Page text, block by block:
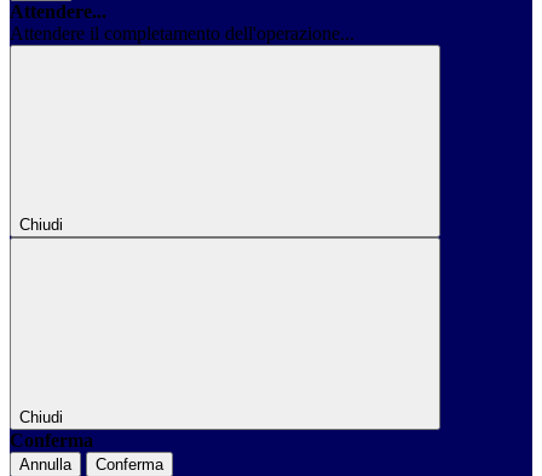
Attendere...
Attendere il completamento dell'operazione...
Chiudi
Chiudi
Conferma
Annulla Conferma